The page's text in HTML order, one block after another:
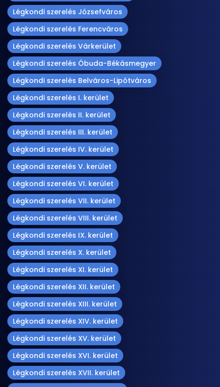
Légkondi szerelés Józsefváros
Légkondi szerelés Ferencváros
Légkondi szerelés Várkerület
Légkondi szerelés Óbuda-Békásmegyer
Légkondi szerelés Belváros-Lipótváros
Légkondi szerelés I. kerület
Légkondi szerelés II. kerület
Légkondi szerelés III. kerület
Légkondi szerelés IV. kerület
Légkondi szerelés V. kerület
Légkondi szerelés VI. kerület
Légkondi szerelés VII. kerület
Légkondi szerelés VIII. kerület
Légkondi szerelés IX. kerület
Légkondi szerelés X. kerület
Légkondi szerelés XI. kerület
Légkondi szerelés XII. kerület
Légkondi szerelés XIII. kerület
Légkondi szerelés XIV. kerület
Légkondi szerelés XV. kerület
Légkondi szerelés XVI. kerület
Légkondi szerelés XVII. kerület